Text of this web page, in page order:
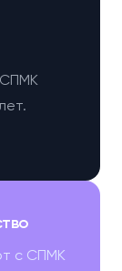
СПМК
с СПМК